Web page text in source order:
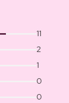
11
2
1
0
0